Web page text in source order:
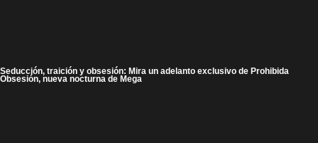
Seducción, traición y obsesión: Mira un adelanto exclusivo de Prohibida
Obsesión, nueva nocturna de Mega